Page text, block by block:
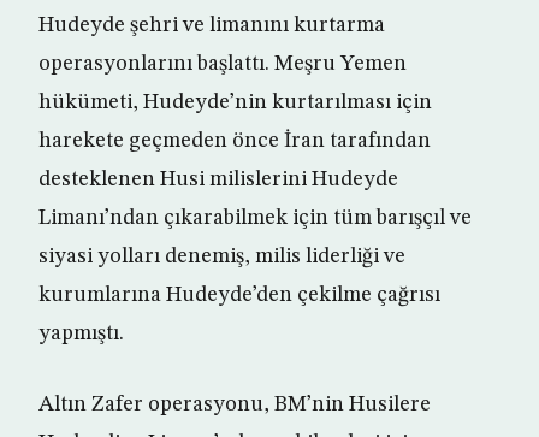
Hudeyde şehri ve limanını kurtarma
operasyonlarını başlattı. Meşru Yemen
hükümeti, Hudeyde’nin kurtarılması için
harekete geçmeden önce İran tarafından
desteklenen Husi milislerini Hudeyde
Limanı’ndan çıkarabilmek için tüm barışçıl ve
siyasi yolları denemiş, milis liderliği ve
kurumlarına Hudeyde’den çekilme çağrısı
yapmıştı.
Altın Zafer operasyonu, BM’nin Husilere